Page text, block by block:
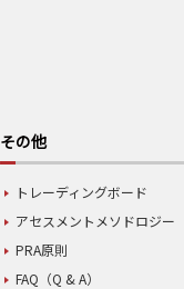
その他
トレーディングボード
アセスメントメソドロジー
PRA原則
FAQ（Q & A）